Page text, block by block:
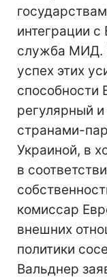
интеграции
служба МИД.
успех этих
способности
регулярный
странами-
Украиной, в
в
комиссар
внешних
политики
Вальднер